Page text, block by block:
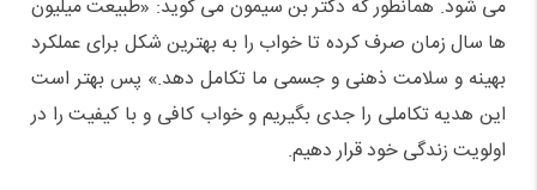
می شود. همانطور که دکتر بن سیمون می گوید: «طبیعت میلیون
ها سال زمان صرف کرده تا خواب را به بهترین شکل برای عملکرد
بهینه و سلامت ذهنی و جسمی ما تکامل دهد.» پس بهتر است
این هدیه تکاملی را جدی بگیریم و خواب کافی و با کیفیت را در
اولویت زندگی خود قرار دهیم.